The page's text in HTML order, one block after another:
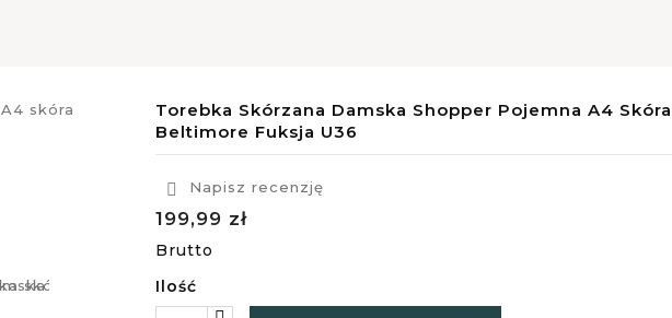
Torebka Skórzana Damska Shopper Pojemna A4
Beltimore Fuksja U36
 Napisz recenzję
199,99 zł
Brutto
Ilość